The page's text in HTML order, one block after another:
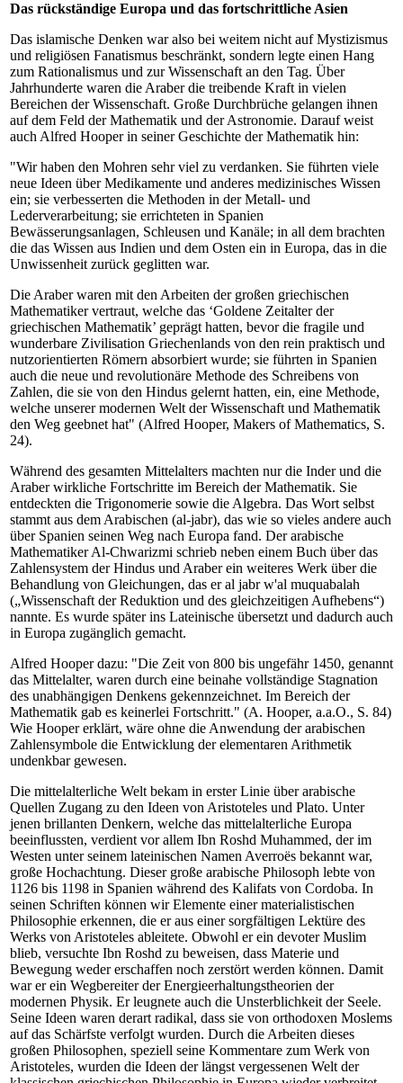
Das rückständige Europa und das fortschrittliche Asien
Das islamische Denken war also bei weitem nicht auf Mystizismus
und religiösen Fanatismus beschränkt, sondern legte einen Hang
zum Rationalismus und zur Wissenschaft an den Tag. Über
Jahrhunderte waren die Araber die treibende Kraft in vielen
Bereichen der Wissenschaft. Große Durchbrüche gelangen ihnen
auf dem Feld der Mathematik und der Astronomie. Darauf weist
auch Alfred Hooper in seiner Geschichte der Mathematik hin:
"Wir haben den Mohren sehr viel zu verdanken. Sie führten viele
neue Ideen über Medikamente und anderes medizinisches Wissen
ein; sie verbesserten die Methoden in der Metall- und
Lederverarbeitung; sie errichteten in Spanien
Bewässerungsanlagen, Schleusen und Kanäle; in all dem brachten
die das Wissen aus Indien und dem Osten ein in Europa, das in die
Unwissenheit zurück geglitten war.
Die Araber waren mit den Arbeiten der großen griechischen
Mathematiker vertraut, welche das ‘Goldene Zeitalter der
griechischen Mathematik’ geprägt hatten, bevor die fragile und
wunderbare Zivilisation Griechenlands von den rein praktisch und
nutzorientierten Römern absorbiert wurde; sie führten in Spanien
auch die neue und revolutionäre Methode des Schreibens von
Zahlen, die sie von den Hindus gelernt hatten, ein, eine Methode,
welche unserer modernen Welt der Wissenschaft und Mathematik
den Weg geebnet hat" (Alfred Hooper, Makers of Mathematics, S.
24).
Während des gesamten Mittelalters machten nur die Inder und die
Araber wirkliche Fortschritte im Bereich der Mathematik. Sie
entdeckten die Trigonomerie sowie die Algebra. Das Wort selbst
stammt aus dem Arabischen (al-jabr), das wie so vieles andere auch
über Spanien seinen Weg nach Europa fand. Der arabische
Mathematiker Al-Chwarizmi schrieb neben einem Buch über das
Zahlensystem der Hindus und Araber ein weiteres Werk über die
Behandlung von Gleichungen, das er al jabr w'al muquabalah
(„Wissenschaft der Reduktion und des gleichzeitigen Aufhebens“)
nannte. Es wurde später ins Lateinische übersetzt und dadurch auch
in Europa zugänglich gemacht.
Alfred Hooper dazu: "Die Zeit von 800 bis ungefähr 1450, genannt
das Mittelalter, waren durch eine beinahe vollständige Stagnation
des unabhängigen Denkens gekennzeichnet. Im Bereich der
Mathematik gab es keinerlei Fortschritt." (A. Hooper, a.a.O., S. 84)
Wie Hooper erklärt, wäre ohne die Anwendung der arabischen
Zahlensymbole die Entwicklung der elementaren Arithmetik
undenkbar gewesen.
Die mittelalterliche Welt bekam in erster Linie über arabische
Quellen Zugang zu den Ideen von Aristoteles und Plato. Unter
jenen brillanten Denkern, welche das mittelalterliche Europa
beeinflussten, verdient vor allem Ibn Roshd Muhammed, der im
Westen unter seinem lateinischen Namen Averroës bekannt war,
große Hochachtung. Dieser große arabische Philosoph lebte von
1126 bis 1198 in Spanien während des Kalifats von Cordoba. In
seinen Schriften können wir Elemente einer materialistischen
Philosophie erkennen, die er aus einer sorgfältigen Lektüre des
Werks von Aristoteles ableitete. Obwohl er ein devoter Muslim
blieb, versuchte Ibn Roshd zu beweisen, dass Materie und
Bewegung weder erschaffen noch zerstört werden können. Damit
war er ein Wegbereiter der Energieerhaltungstheorien der
modernen Physik. Er leugnete auch die Unsterblichkeit der Seele.
Seine Ideen waren derart radikal, dass sie von orthodoxen Moslems
auf das Schärfste verfolgt wurden. Durch die Arbeiten dieses
großen Philosophen, speziell seine Kommentare zum Werk von
Aristoteles, wurden die Ideen der längst vergessenen Welt der